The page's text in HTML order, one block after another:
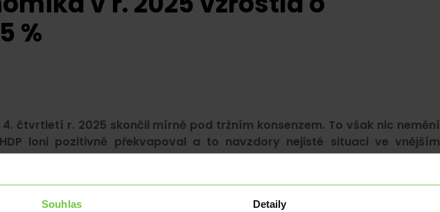
Souhlas Detaily
%
čtvrtletí r. 2025 skončil mírně pod tržním konsenzem. To však nic nemění
loni pozitivně překvapoval a to navzdory nejisté situaci ve vnějším
odhad